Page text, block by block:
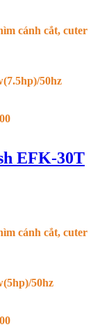
cánh cắt, cuter
50hz
EFK-30T
cánh cắt, cuter
50hz